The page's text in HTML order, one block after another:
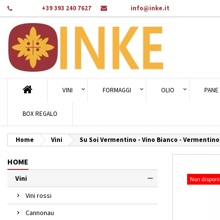
+39 393 240 7627 info@inke.it
VINI FORMAGGI OLIO PANE
BOX REGALO
Home Vini Su Soi Vermentino - Vino Bianco -
HOME
Vini
Vini rossi
Cannonau
Non